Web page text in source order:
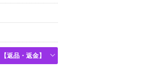
【返品・返金】